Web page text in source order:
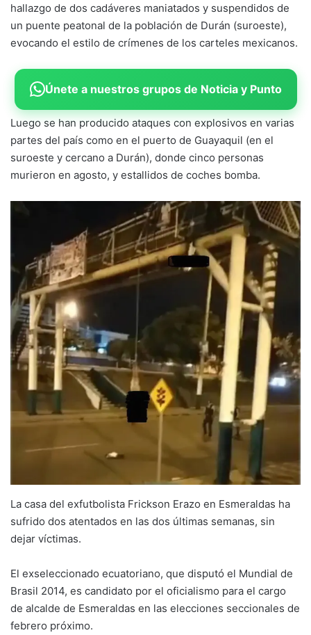
hallazgo de dos cadáveres maniatados y suspendidos de
un puente peatonal de la población de Durán (suroeste),
evocando el estilo de crímenes de los carteles mexicanos.
Únete a nuestros grupos de Noticia y Punto
Luego se han producido ataques con explosivos en varias
partes del país como en el puerto de Guayaquil (en el
suroeste y cercano a Durán), donde cinco personas
murieron en agosto, y estallidos de coches bomba.
La casa del exfutbolista Frickson Erazo en Esmeraldas ha
sufrido dos atentados en las dos últimas semanas, sin
dejar víctimas.
El exseleccionado ecuatoriano, que disputó el Mundial de
Brasil 2014, es candidato por el oficialismo para el cargo
de alcalde de Esmeraldas en las elecciones seccionales de
febrero próximo.